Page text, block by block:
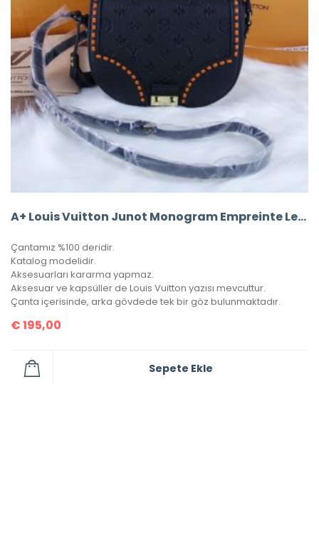
A+ Louis Vuitton Junot Monogram Empreinte Leather (Siyah)
Çantamız %100 deridir.
Katalog modelidir.
Aksesuarları kararma yapmaz.
Aksesuar ve kapsüller de Louis Vuitton yazısı mevcuttur.
Çanta içerisinde, arka gövdede tek bir göz bulunmaktadır.
€195,00
Sepete Ekle